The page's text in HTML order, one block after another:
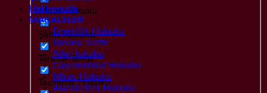
Miras Hukuku
Şahıs Hukuku
Tanıma Tenfiz
Tazminat Hukuku
Hakkımızda
MAKALELER
Emeklilik Hukuku
Tanıma Tenfiz
Aile Hukuku
Gayrımenkul Hukuku
Miras Hukuku
Alacak/İcra Hukuku